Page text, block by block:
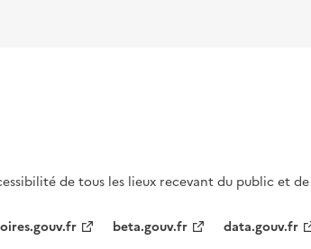
de tous les lieux recevant du public et
beta.gouv.fr data.gouv.fr